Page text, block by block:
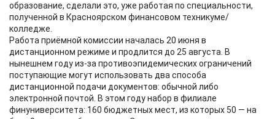
образование, сделали это, уже работая по специальности,
полученной в Красноярском финансовом техникуме/
колледже.
Работа приёмной комиссии началась 20 июня в
дистанционном режиме и продлится до 25 августа. В
нынешнем году из-за противоэпидемических ограничений
поступающие могут использовать два способа
дистанционной подачи документов: обычной либо
электронной почтой. В этом году набор в филиале
финуниверситета: 160 бюджетных мест, из которых 50 — на